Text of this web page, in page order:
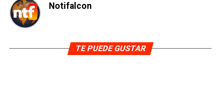
Notifalcon
TE PUEDE GUSTAR